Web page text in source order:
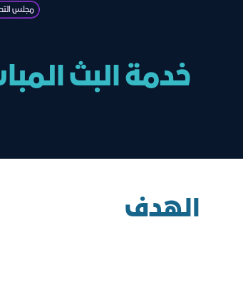
مجلس
خدمة البث
الهدف